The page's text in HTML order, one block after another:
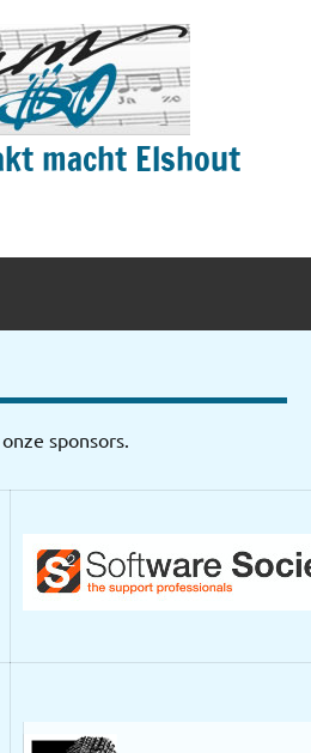
macht Elshout
sponsors.